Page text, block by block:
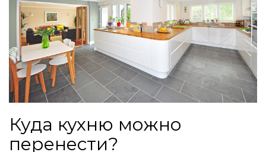
Куда кухню можно
перенести?